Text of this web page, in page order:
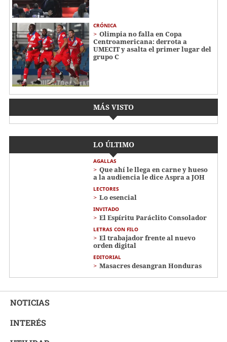
CRÓNICA
Olimpia no falla en Copa
Centroamericana: derrota a
UMECIT y asalta el primer lugar del
grupo C
MÁS VISTO
LO ÚLTIMO
AGALLAS
Que ahí le llega en carne y hueso
a la audiencia le dice Aspra a JOH
LECTORES
Lo esencial
INVITADO
El Espíritu Paráclito Consolador
LETRAS CON FILO
El trabajador frente al nuevo
orden digital
EDITORIAL
Masacres desangran Honduras
NOTICIAS
INTERÉS